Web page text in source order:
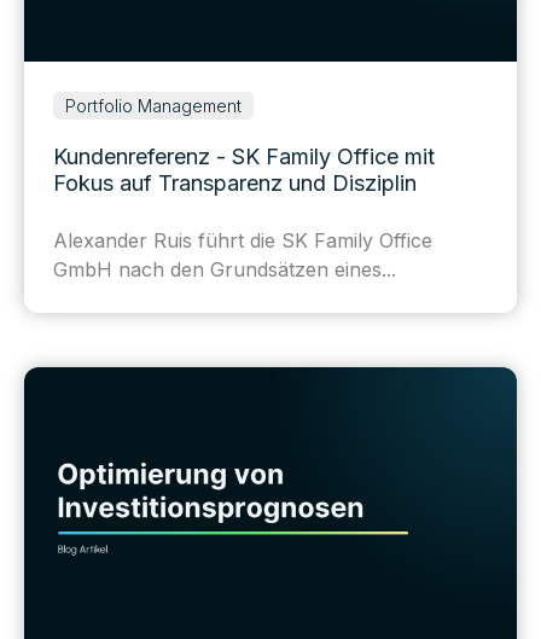
Portfolio Management
Kundenreferenz - SK Family Office mit
Fokus auf Transparenz und Disziplin
Alexander Ruis führt die SK Family Office
GmbH nach den Grundsätzen eines...